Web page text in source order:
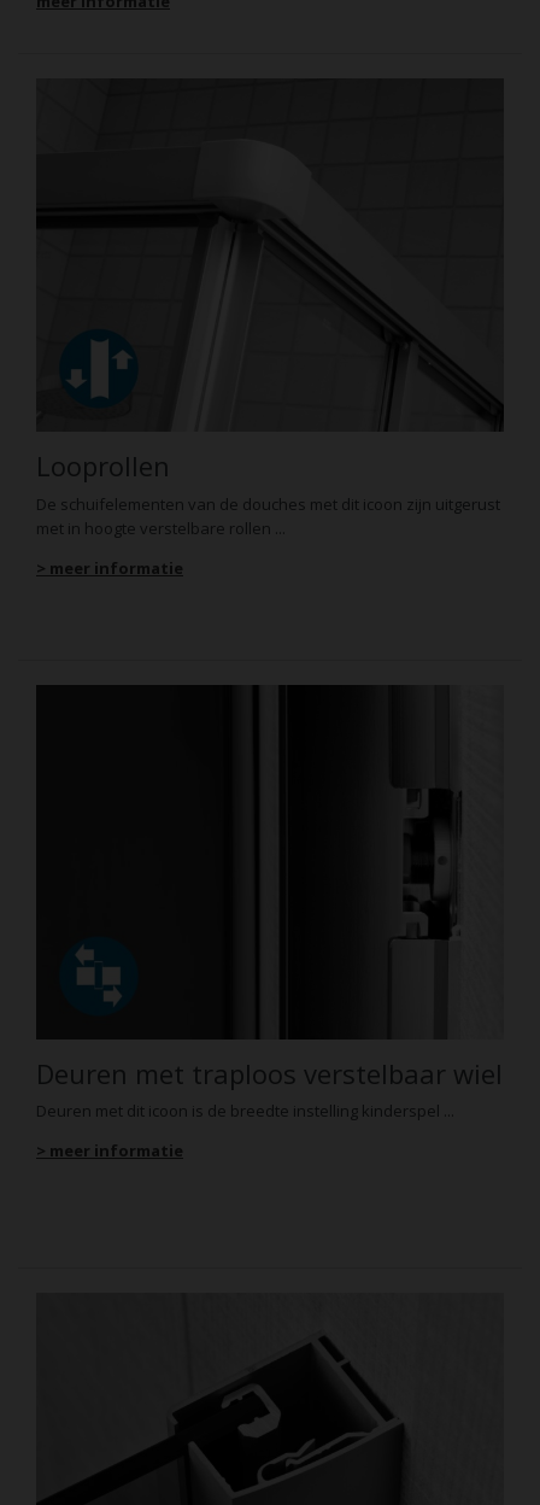
Looprollen
De schuifelementen van de douches met dit icoon zijn uitgerust
met in hoogte verstelbare rollen ...
> meer informatie
Deuren met traploos verstelbaar wiel
Deuren met dit icoon is de breedte instelling kinderspel ...
> meer informatie